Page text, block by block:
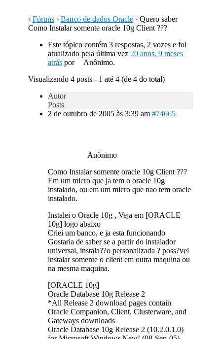
› Fóruns › Banco de dados Oracle › Quero saber
Como Instalar somente oracle 10g Client ???
Este tópico contém 3 respostas, 2 vozes e foi
atualizado pela última vez 20 anos, 9 meses
atráspor
Anônimo.
Visualizando 4 posts - 1 até 4 (de 4 do total)
Autor
Posts
2 de outubro de 2005 às 3:39 am #74665
Anônimo
Como Instalar somente oracle 10g Client ???
Em um micro que ja tem o oracle 10g
instalado, ou em um micro que nao tem oracle
instalado.
Instalei o Oracle 10g , Veja em [ORACLE
10g] logo abaixo
Criei um banco, e ja esta funcionando
Gostaria de saber se a partir do instalador
universal, instala??o personalizada ? poss?vel
instalar somente o client em outra maquina ou
na mesma maquina.
[ORACLE 10g]
Oracle Database 10g Release 2
*All Release 2 download pages contain
Oracle Companion, Client, Clusterware, and
Gateways downloads
Oracle Database 10g Release 2 (10.2.0.1.0)